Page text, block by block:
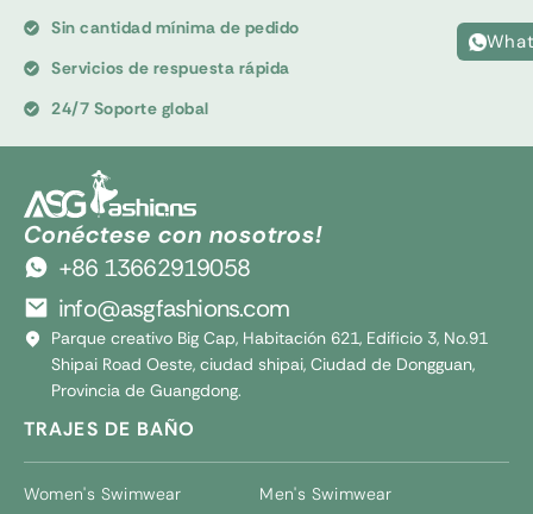
Sin cantidad mínima de pedido
Servicios de respuesta rápida
24/7 Soporte global
Conéctese con nosotros!
+86 13662919058
info@asgfashions.com
Parque creativo Big Cap, Habitación 621, Edificio 3, No.91
Shipai Road Oeste, ciudad shipai, Ciudad de Dongguan,
Provincia de Guangdong.
TRAJES DE BAÑO
Women's Swimwear
Men's Swimwear